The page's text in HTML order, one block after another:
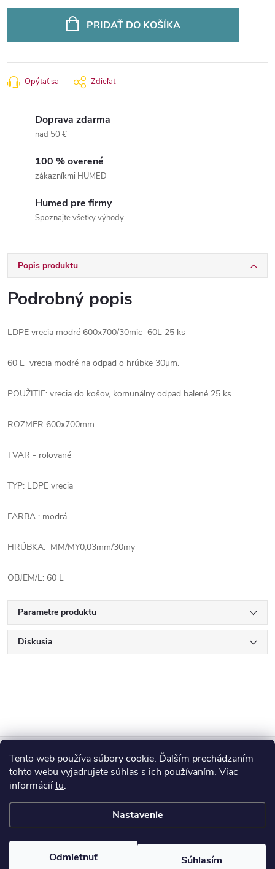
Tento web používa súbory cookie. Ďalším prechádzaním
tohto webu vyjadrujete súhlas s ich používaním. Viac
informáciítu.
Nastavenie
Odmietnuť Súhlasím
PRIDAŤ DO KOŠÍKA
Opýtať sa Zdieľať
Doprava zdarma
nad 50 €
100 % overené
zákazníkmi HUMED
Humed pre firmy
Spoznajte všetky výhody.
Popis produktu
Podrobný popis
LDPE vrecia modré 600x700/30mic 60L 25 ks
60 L vrecia modré na odpad o hrúbke 30μm.
POUŽITIE: vrecia do košov, komunálny odpad balené 25 ks
ROZMER 600x700mm
TVAR - rolované
TYP: LDPE vrecia
FARBA : modrá
HRÚBKA: MM/MY0,03mm/30my
OBJEM/L: 60 L
Parametre produktu
Diskusia
Z
á
p
ä
Blog
Informácie pre vás
. Všetky práva vyhradené.